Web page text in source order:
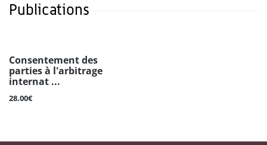
Publications
Consentement des
parties à l'arbitrage
internat ...
28.00€